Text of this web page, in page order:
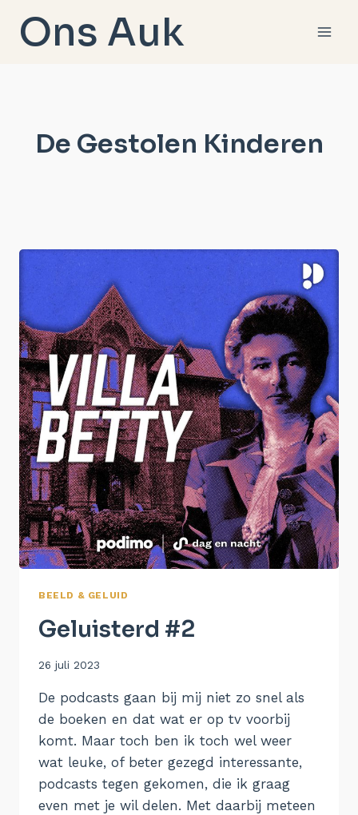
naarOns Auk
De Gestolen Kinderen
BEELD & GELUID
Geluisterd #2
Door
26 juli 2023
De podcasts gaan bij mij niet zo snel als
de boeken en dat wat er op tv voorbij
komt. Maar toch ben ik toch wel weer
wat leuke, of beter gezegd interessante,
podcasts tegen gekomen, die ik graag
even met je wil delen. Met daarbij meteen